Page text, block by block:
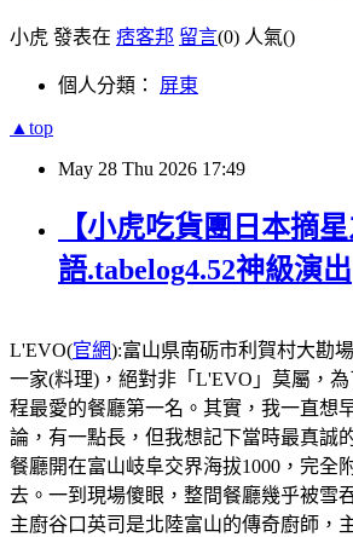
小虎 發表在 痞客邦 留言(0) 人氣()
個人分類： 屏東
▲top
May 28 Thu 2026 17:49
【小虎吃貨團日本摘
語.tabelog4.52神級演出
L'EVO(官網):富山県南砺市利賀村大勘
一家(料理)，絕對非「L'EVO」莫屬，為
程最愛的餐廳第一名。其實，我一直想
論，有一點長，但我想記下當時最真誠
餐廳開在富山岐阜交界海拔1000，完
去。一到現場傻眼，整間餐廳幾乎被雪
主廚谷口英司是北陸富山的傳奇廚師，